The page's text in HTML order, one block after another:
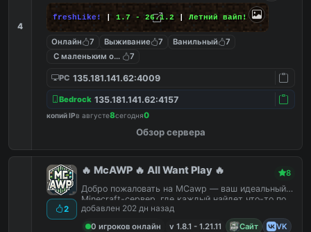
4
freshLike! 1.7 - 26.1.2 | Летний вайп!
Онлайн 7 Выживание 7 Ванильный
7
С маленьким онлайном
7
PC 135.181.141.62:4009
Bedrock 135.181.141.62:4157
копий IPв августе8сегодня0
Обзор сервера
2
🔥 McAWP 🔥 All Want Play 🔥 8
Добро пожаловать на MCawp — ваш идеальный
Minecraft-сервер, где каждый найдет что-то по
душе!
добавлен 202 дн назад
0 игроков онлайн
v 1.8.1 - 1.21.11 Сайт
VK